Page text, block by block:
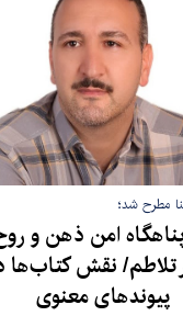
مطرح شد؛
امن ذهن و
تلاطم/ نقش کتاب‌ها
پیوندهای معنوی